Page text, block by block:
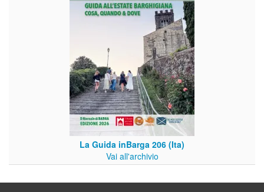
La Guida inBarga 206 (Ita)
Vai all'archivio